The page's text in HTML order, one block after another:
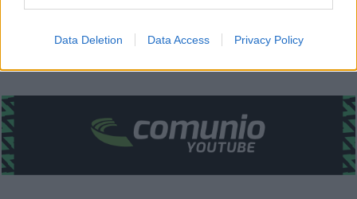
related to security, including authentication
Data Deletion Data Access Privacy Policy
¿Aún no juegas a Comunio? Regístrate, ¡gratis!